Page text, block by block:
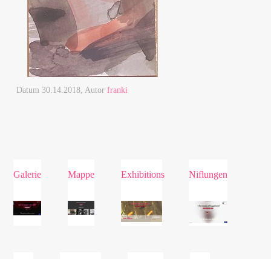
Datum30.14.2018 , Autorfranki
Galerie Mappe Exhibitions Niflungen